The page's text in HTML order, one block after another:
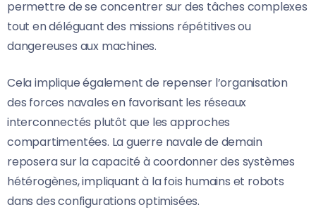
permettre de se concentrer sur des tâches complexes
tout en déléguant des missions répétitives ou
dangereuses aux machines.
Cela implique également de repenser l’organisation
des forces navales en favorisant les réseaux
interconnectés plutôt que les approches
compartimentées. La guerre navale de demain
reposera sur la capacité à coordonner des systèmes
hétérogènes, impliquant à la fois humains et robots
dans des configurations optimisées.